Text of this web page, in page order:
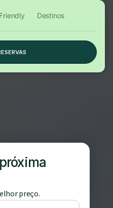
Destinos
preço.